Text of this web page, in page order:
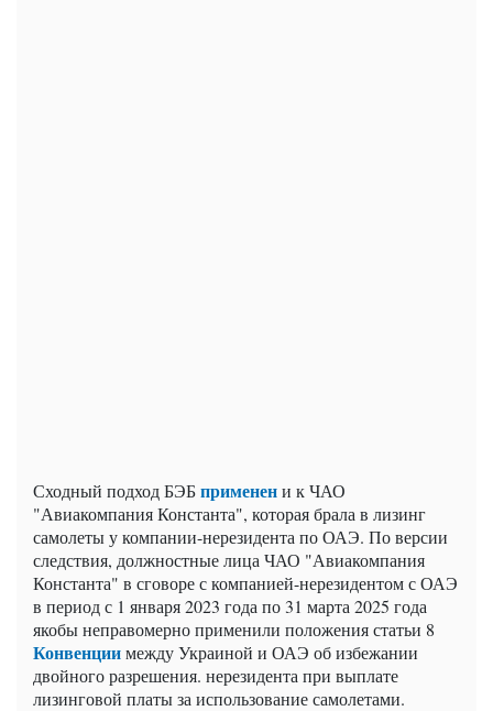
Сходный подход БЭБприменени к ЧАО
"Авиакомпания Константа", которая брала в лизинг
самолеты у компании-нерезидента по ОАЭ. По версии
следствия, должностные лица ЧАО "Авиакомпания
Константа" в сговоре с компанией-нерезидентом с ОАЭ
в период с 1 января 2023 года по 31 марта 2025 года
якобы неправомерно применили положения статьи 8
Конвенциимежду Украиной и ОАЭ об избежании
двойного разрешения. нерезидента при выплате
лизинговой платы за использование самолетами.